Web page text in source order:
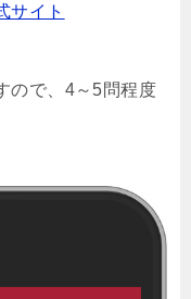
サイト
ので、4～5問程度